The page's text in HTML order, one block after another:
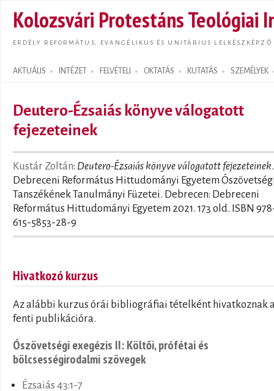
Kolozsvári Protestáns Teológiai
ERDÉLY REFORMÁTUS, EVANGÉLIKUS ÉS UNITÁRIUS LELKÉSZKÉPZŐ
AKTUÁLIS INTÉZET FELVÉTELI OKTATÁS KUTATÁS SZEMÉLYEK
Search form
Deutero-Ézsaiás könyve válogatott
fejezeteinek
Kustár Zoltán: Deutero-Ézsaiás könyve válogatott fejezeteinek
Debreceni Református Hittudományi Egyetem
Tanszékének Tanulmányi Füzetei. Debrecen: Debreceni
Református Hittudományi Egyetem 2021. 173 old. ISBN
615-5853-28-9
Hivatkozó kurzus
Az alábbi kurzus órái bibliográfiai tételként hivatkoznak
fenti publikációra.
Ószövetségi exegézis II: Költői, prófétai és
bölcsességirodalmi szövegek
Ézsaiás 43:1-7